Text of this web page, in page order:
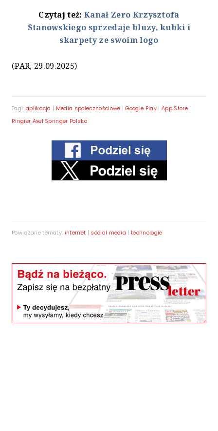
Czytaj też:Kanał Zero Krzysztofa
Stanowskiego sprzedaje bluzy, kubki i
skarpety ze swoim logo
(PAR, 29.09.2025)
Tagi: aplikacja | Media społecznościowe |Google Play | App Store|
Ringier Axel Springer Polska
Powiązane tematy: internet | social media |technologie